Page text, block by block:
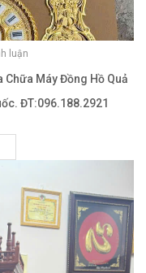
luận
Chữa Máy Đồng Hồ Quả
ĐT:096.188.2921